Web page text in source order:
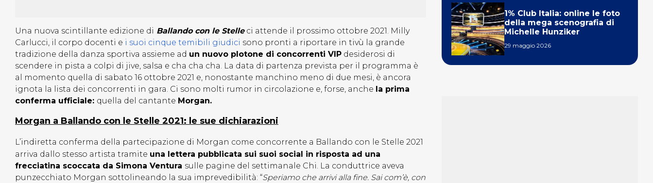
Una nuova scintillante edizione di Ballando con le Stelleci attende il prossimo ottobre 2021. Milly
Carlucci, il corpo docenti e i suoi cinque temibili giudici sono pronti a riportare in tivù la grande
tradizione della danza sportiva assieme ad un nuovo plotone di concorrenti VIP desiderosi di
scendere in pista a colpi di jive, salsa e cha cha cha. La data di partenza prevista per il programma è
al momento quella di sabato 16 ottobre 2021 e, nonostante manchino meno di due mesi, è ancora
ignota la lista dei concorrenti in gara. Ci sono molti rumor in circolazione e, forse, anche la prima
conferma ufficiale: quella del cantante Morgan.
Morgan a Ballando con le Stelle 2021: le sue dichiarazioni
L’indiretta conferma della partecipazione di Morgan come concorrente a Ballando con le Stelle 2021
arriva dallo stesso artista tramite una lettera pubblicata sui suoi social in risposta ad una
frecciatina scoccata da Simona Ventura sulle pagine del settimanale Chi. La conduttrice aveva
punzecchiato Morgan sottolineando la sua imprevedibilità: “Speriamo che arrivi alla fine. Sai com’è, con
1% Club Italia: online le foto
della mega scenografia di
Michelle Hunziker
29 maggio 2026